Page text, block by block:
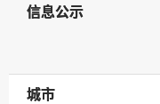
信息公示
信息公示
城市
城市